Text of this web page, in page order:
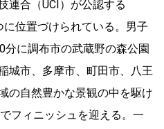
連合（UCI）が公認する
に位置づけられている。男子
分に調布市の武蔵野の森公園
城市、多摩市、町田市、八王
の自然豊かな景観の中を駆け
フィニッシュを迎える。一